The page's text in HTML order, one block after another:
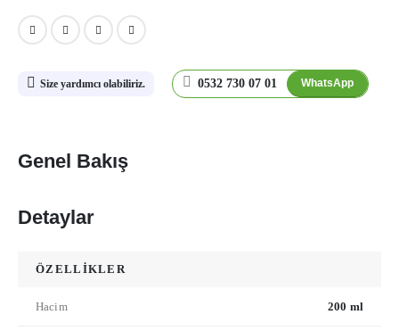
Size yardımcı olabiliriz. 0532 730 07 01 WhatsApp
Genel Bakış
Detaylar
ÖZELLİKLER
Hacim 200 ml